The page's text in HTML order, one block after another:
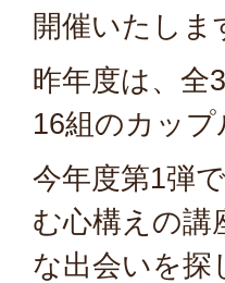
開催いたしま
昨年度は、全
16組のカップ
今年度第1弾
む心構えの講
な出会いを探